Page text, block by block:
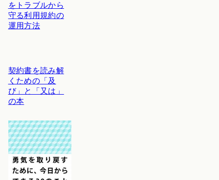
をトラブルから
守る利用規約の
運用方法
契約書を読み解
くための「及
び」と「又は」
の本